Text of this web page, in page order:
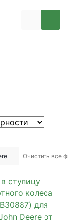
Очистить все